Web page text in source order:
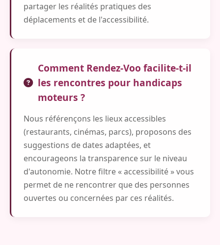
partager les réalités pratiques des
déplacements et de l'accessibilité.
Comment Rendez-Voo facilite-t-il
les rencontres pour handicaps
moteurs ?
Nous référençons les lieux accessibles
(restaurants, cinémas, parcs), proposons des
suggestions de dates adaptées, et
encourageons la transparence sur le niveau
d'autonomie. Notre filtre « accessibilité » vous
permet de ne rencontrer que des personnes
ouvertes ou concernées par ces réalités.